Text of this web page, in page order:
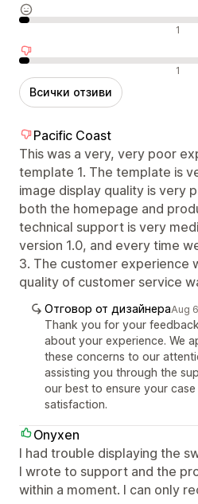
Неутрални отзиви 1
Отрицателни отзиви 1
Всички отзиви
Pacific Coast
This was a very, very poor
template 1. The template is
image display quality is very
both the homepage and
technical support is very
version 1.0, and every time
3. The customer experience
quality of customer service
Отговор от дизайнераAug
Thank you for your
about your experience. We
these concerns to our
assisting you through the
our best to ensure your
satisfaction.
Onyxen
I had trouble displaying the
I wrote to support and the
within a moment. I can only